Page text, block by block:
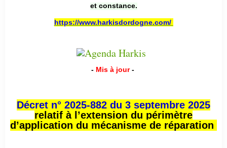
et constance.
https://www.harkisdordogne.com/
- Mis à jour -
Décret n° 2025-882 du 3 septembre 2025
relatif à l’extension du périmètre
d’application du mécanisme de réparation